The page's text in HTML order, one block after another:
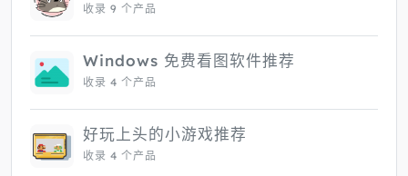
收录 9 个产品
Windows 免费看图软件推荐
收录 4 个产品
好玩上头的小游戏推荐
收录 4 个产品